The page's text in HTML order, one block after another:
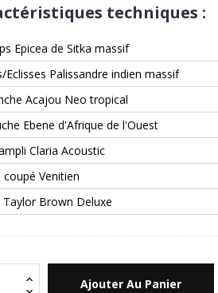
techniques :
Epicea de Sitka massif
Eclisses Palissandre indien massif
Acajou Neo tropical
Ebene d'Afrique de l'Ouest
Claria Acoustic
coupé Venitien
Taylor Brown Deluxe
Ajouter Au Panier